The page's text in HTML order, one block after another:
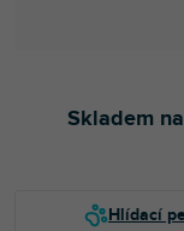
Skladem